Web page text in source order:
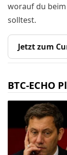
worauf du
solltest.
Jetzt zum
BTC-ECHO